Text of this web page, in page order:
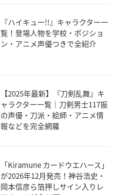
『ハイキュー!!』キャラクター一
覧！登場人物を学校・ポジショ
ン・アニメ声優つきで全紹介
【2025年最新】『刀剣乱舞』キ
ャラクター一覧｜刀剣男士117振
の声優・刀派・絵師・アニメ情
報などを完全網羅
「Kiramune カードウエハース」
が2026年12月発売！神谷浩史・
岡本信彦ら箔押しサイン入りレ